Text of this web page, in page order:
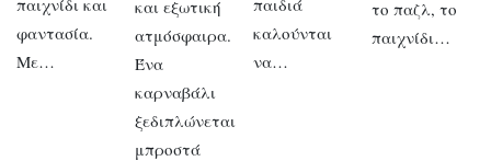
φαντασία.
Με…
και εξωτική
ατμόσφαιρα.
Ένα
καρναβάλι
ξεδιπλώνεται
μπροστά
καλούνται
να…
το παζλ, το
παιχνίδι…